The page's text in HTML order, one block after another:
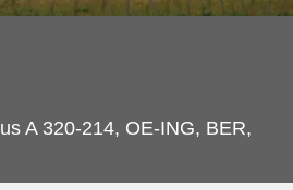
A 320-214, OE-ING, BER,